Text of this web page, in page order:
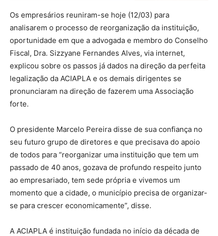
Os empresários reuniram-se hoje (12/03) para
analisarem o processo de reorganização da instituição,
oportunidade em que a advogada e membro do Conselho
Fiscal, Dra. Sizzyane Fernandes Alves, via internet,
explicou sobre os passos já dados na direção da perfeita
legalização da ACIAPLA e os demais dirigentes se
pronunciaram na direção de fazerem uma Associação
forte.
O presidente Marcelo Pereira disse de sua confiança no
seu futuro grupo de diretores e que precisava do apoio
de todos para “reorganizar uma instituição que tem um
passado de 40 anos, gozava de profundo respeito junto
ao empresariado, tem sede própria e vivemos um
momento que a cidade, o município precisa de organizar-
se para crescer economicamente”, disse.
A ACIAPLA é instituição fundada no início da década de